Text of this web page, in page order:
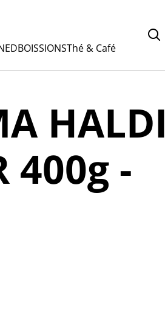
BOISSIONSThé & Café
HALDI
400g -